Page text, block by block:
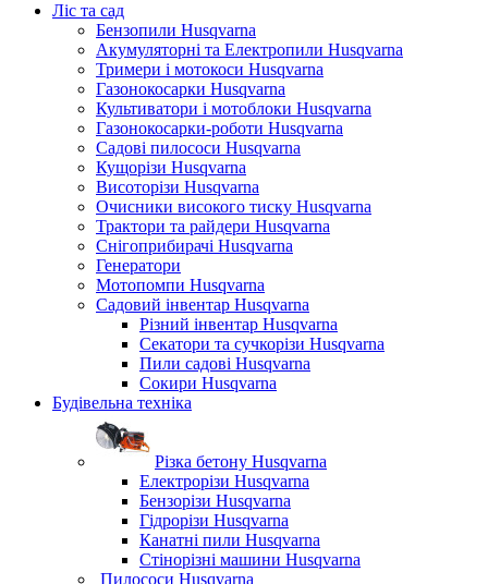
Ліс та сад
Бензопили Husqvarna
Акумуляторні та Електропили Husqvarna
Тримери і мотокоси Husqvarna
Газонокосарки Husqvarna
Культиватори і мотоблоки Husqvarna
Газонокосарки-роботи Husqvarna
Садові пилососи Husqvarna
Кущорізи Husqvarna
Висоторізи Husqvarna
Очисники високого тиску Husqvarna
Трактори та райдери Husqvarna
Снігоприбирачі Husqvarna
Генератори
Мотопомпи Husqvarna
Садовий інвентар Husqvarna
Різний інвентар Husqvarna
Секатори та сучкорізи Husqvarna
Пили садові Husqvarna
Сокири Husqvarna
Будівельна техніка
Різка бетону Husqvarna
Електрорізи Husqvarna
Бензорізи Husqvarna
Гідрорізи Husqvarna
Канатні пили Husqvarna
Стінорізні машини Husqvarna
Пилососи Husqvarna